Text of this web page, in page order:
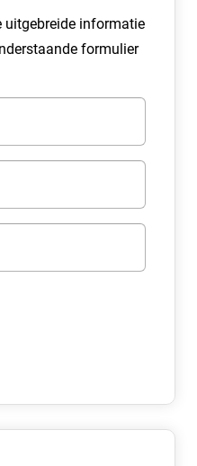
Unity zijn uitstekend
een solide,
uitstekend rendement.
op met één van onze
uitgebreide informatie
formulier